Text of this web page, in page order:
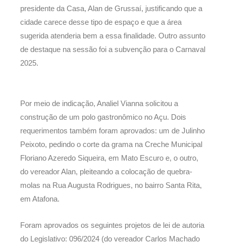
presidente da Casa, Alan de Grussaí, justificando que a
cidade carece desse tipo de espaço e que a área
sugerida atenderia bem a essa finalidade. Outro assunto
de destaque na sessão foi a subvenção para o Carnaval
2025.
Por meio de indicação, Analiel Vianna solicitou a
construção de um polo gastronômico no Açu. Dois
requerimentos também foram aprovados: um de Julinho
Peixoto, pedindo o corte da grama na Creche Municipal
Floriano Azeredo Siqueira, em Mato Escuro e, o outro,
do vereador Alan, pleiteando a colocação de quebra-
molas na Rua Augusta Rodrigues, no bairro Santa Rita,
em Atafona.
Foram aprovados os seguintes projetos de lei de autoria
do Legislativo: 096/2024 (do vereador Carlos Machado